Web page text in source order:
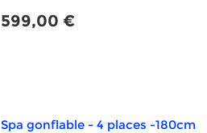
599,00 €
Spa gonflable - 4 places -180cm